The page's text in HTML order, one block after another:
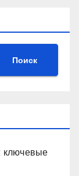
Поиск
ключевые